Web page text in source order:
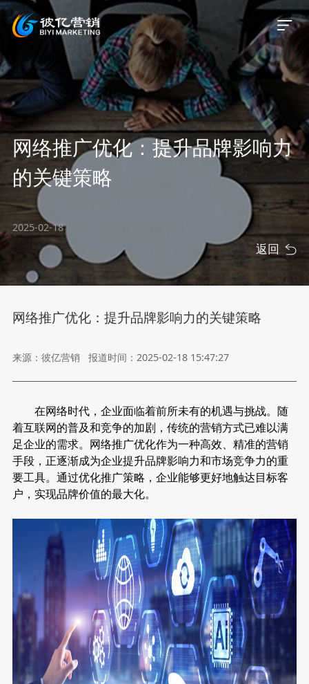
首页
关于我们
服务案例
新闻资讯
网络推广优化：提升品牌影响力
的关键策略
2025-02-18
返回
网络推广优化：提升品牌影响力的关键策略
来源：彼亿营销 报道时间：2025-02-18 15:47:27
在网络时代，企业面临着前所未有的机遇与挑战。随
着互联网的普及和竞争的加剧，传统的营销方式已难以满
足企业的需求。网络推广优化作为一种高效、精准的营销
手段，正逐渐成为企业提升品牌影响力和市场竞争力的重
要工具。通过优化推广策略，企业能够更好地触达目标客
户，实现品牌价值的最大化。